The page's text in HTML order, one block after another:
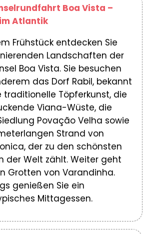
Boa Vista –
Atlantik
Frühstück entdecken Sie
Landschaften der
Boa Vista. Sie besuchen
das Dorf Rabil, bekannt
traditionelle Töpferkunst, die
Viana-Wüste, die
Povação Velha sowie
Strand von
der zu den schönsten
der Welt zählt. Weiter geht
Grotten von Varandinha.
genießen Sie ein
Mittagessen.